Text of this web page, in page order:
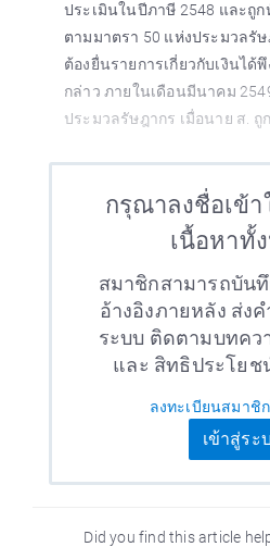
ประเมินในปีภาษี 2548 และถู
ตามมาตรา 50 แห่งประมวลรั
ต้องยื่นรายการเกี่ยวกับเงินได้
กล่าว ภายในเดือนมีนาคม
ประมวลรัษฎากร เมื่อนาย ส. ถู
กรุณาลงชื่อเข้า
เนื้อหาทั้
สมาชิกสามารถบัน
อ้างอิงภายหลัง ส่ง
ระบบ ติดตามบทค
และ สิทธิประโยช
ลงทะเบียนสมาชิ
เข้าสู่ระ
Did you find this article